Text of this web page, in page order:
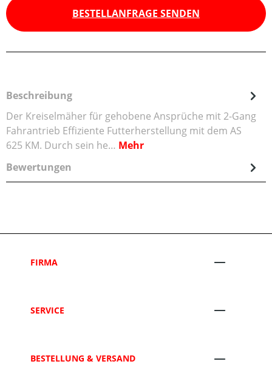
BESTELLANFRAGE SENDEN
Beschreibung
Der Kreiselmäher für gehobene Ansprüche mit 2-Gang
Fahrantrieb Effiziente Futterherstellung mit dem AS
625 KM. Durch sein he… Mehr
Bewertungen
FIRMA
SERVICE
BESTELLUNG & VERSAND